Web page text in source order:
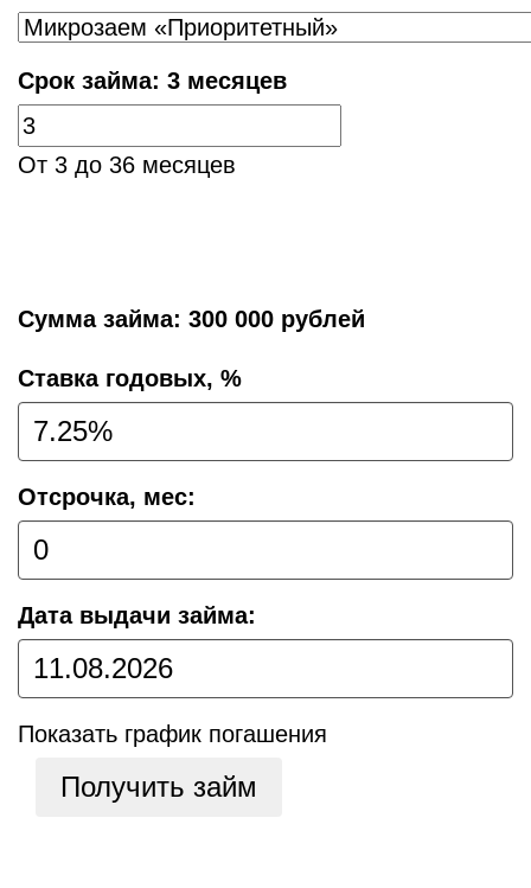
Срок займа: 3 месяцев
От 3 до 36 месяцев
Сумма займа: 300 000 рублей
Cтавка годовых, %
Отсрочка, мес:
Дата выдачи займа:
Показать график погашения
Получить займ